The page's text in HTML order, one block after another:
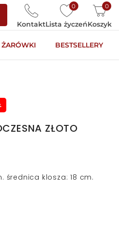
0
Lista życzeń
0
Koszyk
Kontakt
ŻARÓWKI BESTSELLERY
ZŁOTO
średnica klosza: 18 cm.